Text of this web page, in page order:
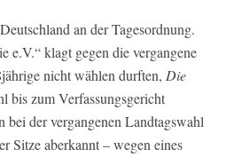
an der Tagesordnung.
e.V.“ klagt gegen die vergangene
nicht wählen durften, Die
bis zum Verfassungsgericht
der vergangenen Landtagswahl
Sitze aberkannt – wegen eines